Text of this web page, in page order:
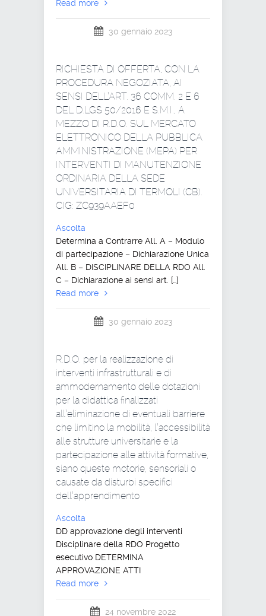
Read more
30 gennaio 2023
RICHIESTA DI OFFERTA, CON LA
PROCEDURA NEGOZIATA, AI
SENSI DELL’ART. 36 COMM. 2 E 6
DEL D.LGS 50/2016 E S.M.I., A
MEZZO DI R.D.O. SUL MERCATO
ELETTRONICO DELLA PUBBLICA
AMMINISTRAZIONE (MEPA) PER
INTERVENTI DI MANUTENZIONE
ORDINARIA DELLA SEDE
UNIVERSITARIA DI TERMOLI (CB).
CIG: ZC939AAEF0
Ascolta
Determina a Contrarre All. A – Modulo
di partecipazione – Dichiarazione Unica
All. B – DISCIPLINARE DELLA RDO All.
C – Dichiarazione ai sensi art. […]
Read more
30 gennaio 2023
R.D.O. per la realizzazione di
interventi infrastrutturali e di
ammodernamento delle dotazioni
per la didattica finalizzati
all’eliminazione di eventuali barriere
che limitino la mobilità, l’accessibilità
alle strutture universitarie e la
partecipazione alle attività formative,
siano queste motorie, sensoriali o
causate da disturbi specifici
dell’apprendimento
Ascolta
DD approvazione degli interventi
Disciplinare della RDO Progetto
esecutivo DETERMINA
APPROVAZIONE ATTI
Read more
24 novembre 2022